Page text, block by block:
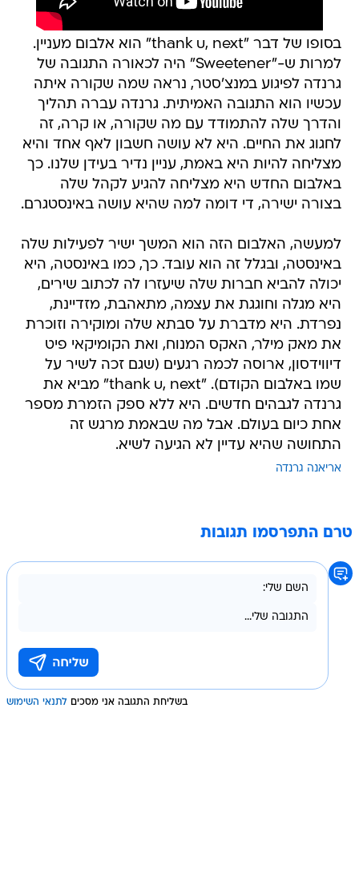
בסופו של דבר "thank u, next" הוא אלבום מעניין.
למרות ש-"Sweetener" היה לכאורה התגובה של
גרנדה לפיגוע במנצ'סטר, נראה שמה שקורה איתה
עכשיו הוא התגובה האמיתית. גרנדה עברה תהליך
והדרך שלה להתמודד עם מה שקורה, או קרה, זה
לחגוג את החיים. היא לא עושה חשבון לאף אחד והיא
מצליחה להיות היא באמת, עניין נדיר בעידן שלנו. כך
באלבום החדש היא מצליחה להגיע לקהל שלה
בצורה ישירה, די דומה למה שהיא עושה באינסטגרם.
למעשה, האלבום הזה הוא המשך ישיר לפעילות שלה
באינסטה, ובגלל זה הוא עובד. כך, כמו באינסטה, היא
יכולה להביא חברות שלה שיעזרו לה לכתוב שירים,
היא מגלה וחוגגת את עצמה, מתאהבת, מזדיינת,
נפרדת. היא מדברת על סבתא שלה ומוקירה וזוכרת
את מאק מילר, האקס המנוח, ואת הקומיקאי פיט
דיווידסון, ארוסה לכמה רגעים (שגם זכה לשיר על
שמו באלבום הקודם). "thank u, next" מביא את
גרנדה לגבהים חדשים. היא ללא ספק הזמרת מספר
אחת כיום בעולם. אבל מה שבאמת מרגש זה
התחושה שהיא עדיין לא הגיעה לשיא.
אריאנה גרנדה
טרם התפרסמו תגובות
בשליחת התגובה אני מסכים לתנאי השימוש